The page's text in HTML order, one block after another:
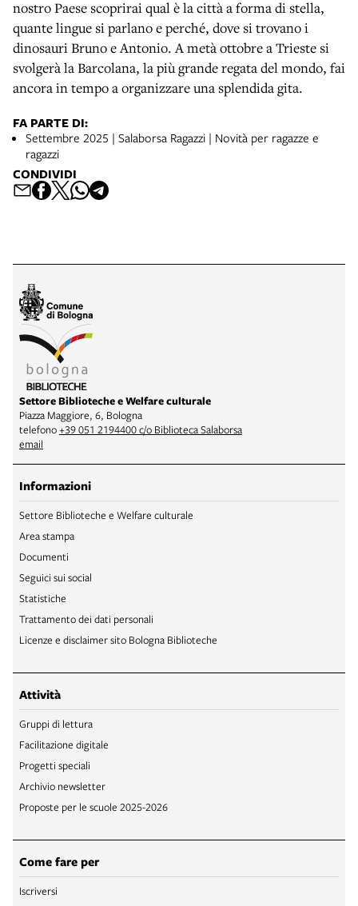
nostro Paese scoprirai qual è la città a forma di stella,
quante lingue si parlano e perché, dove si trovano i
dinosauri Bruno e Antonio. A metà ottobre a Trieste si
svolgerà la Barcolana, la più grande regata del mondo, fai
ancora in tempo a organizzare una splendida gita.
FA PARTE DI:
Settembre 2025 | Salaborsa Ragazzi | Novità per ragazze e
ragazzi
CONDIVIDI
Settore Biblioteche e Welfare culturale
Piazza Maggiore, 6, Bologna
telefono+39 051 2194400 c/o Biblioteca Salaborsa
email
Informazioni
Settore Biblioteche e Welfare culturale
Area stampa
Documenti
Seguici sui social
Statistiche
Trattamento dei dati personali
Licenze e disclaimer sito Bologna Biblioteche
Attività
Gruppi di lettura
Facilitazione digitale
Progetti speciali
Archivio newsletter
Proposte per le scuole 2025-2026
Come fare per
Iscriversi